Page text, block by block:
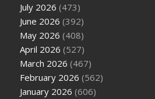
July 2026 (473)
June 2026 (392)
May 2026 (408)
April 2026 (527)
March 2026 (467)
February 2026 (562)
January 2026 (606)